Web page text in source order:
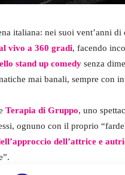
italiana: nei suoi vent’anni
vivo a 360 gradi, facendo
stand up comedy senza
mai banali, sempre con
Terapia di Gruppo, uno
ognuno con il proprio
dell’attrice e